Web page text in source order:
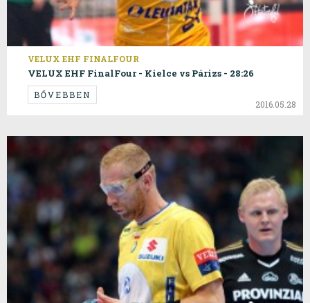
VELUX EHF FINALFOUR
VELUX EHF FinalFour - Kielce vs Párizs - 28:26
BŐVEBBEN
2016.05.28